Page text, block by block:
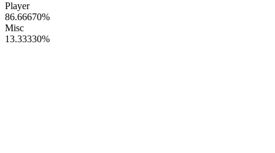
Player
86.66670%
Misc
13.33330%